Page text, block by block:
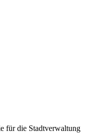
für die Stadtverwaltung